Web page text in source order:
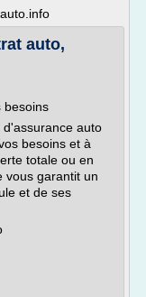
auto,
besoins
auto
besoins et à
totale ou en
vous garantit un
et de ses